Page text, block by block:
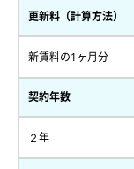
更新料（計算方法）
新賃料の1ヶ月分
契約年数
２年